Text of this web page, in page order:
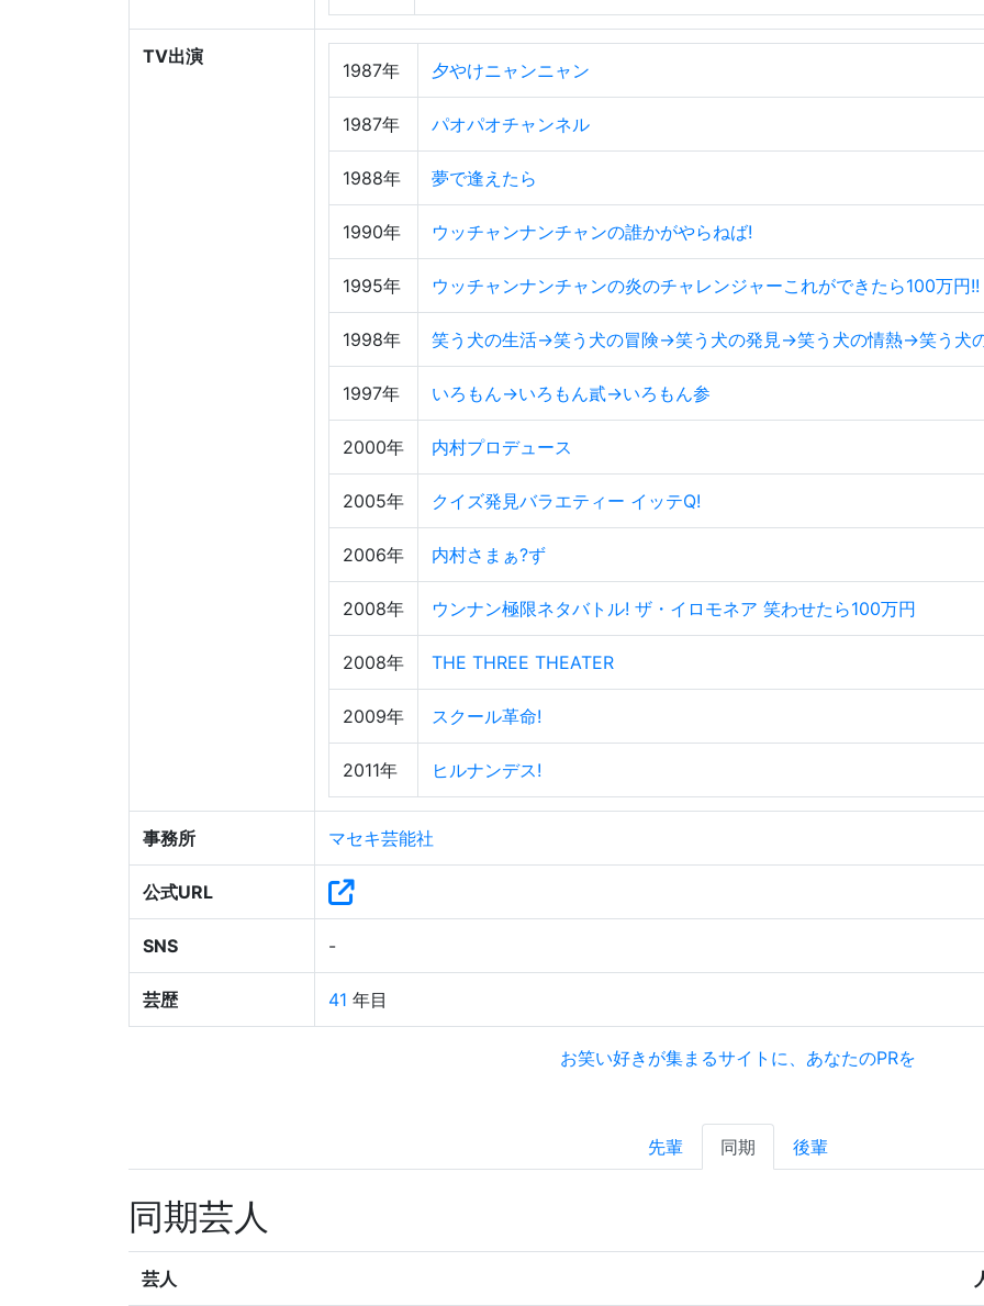
TV出演
1987年 夕やけニャンニャン
1987年 パオパオチャンネル
1988年 夢で逢えたら
1990年 ウッチャンナンチャンの誰かがやらねば!
1995年 ウッチャンナンチャンの炎のチャレンジャーこれができたら100万円!!
1998年 笑う犬の生活→笑う犬の冒険→笑う犬の発見→笑う犬の情熱→笑う犬
1997年 いろもん→いろもん貳→いろもん参
2000年 内村プロデュース
2005年 クイズ発見バラエティー イッテQ!
2006年 内村さまぁ?ず
2008年 ウンナン極限ネタバトル! ザ・イロモネア 笑わせたら100万円
2008年 THE THREE THEATER
2009年 スクール革命!
2011年 ヒルナンデス!
事務所 マセキ芸能社
公式URL
SNS -
芸歴 41 年目
お笑い好きが集まるサイトに、あなたのPRを
先輩 同期 後輩
同期芸人
芸人